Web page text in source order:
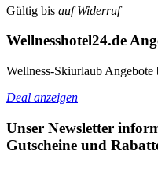
Gültig bis auf Widerruf
Wellnesshotel24.de
Wellness-Skiurlaub Angebote
Deal anzeigen
Unser Newsletter
Gutscheine und